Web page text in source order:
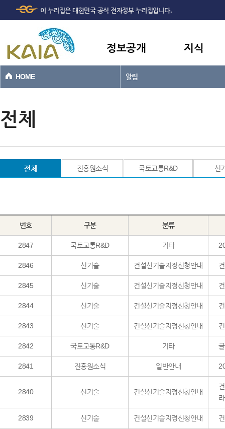
본문바로가기
이 누리집은 대한민국 공식 전자정부 누리집입니다.
정보공개 지식
HOME 알림
전체
전체 진흥원소식 국토교통R&D 신
번호 구분 분류
2847 국토교통R&D 기타
2846 신기술 건설신기술지정신청안내
2845 신기술 건설신기술지정신청안내
2844 신기술 건설신기술지정신청안내
2843 신기술 건설신기술지정신청안내
2842 국토교통R&D 기타
2841 진흥원소식 일반안내
2840 신기술 건설신기술지정신청안내
2839 신기술 건설신기술지정신청안내